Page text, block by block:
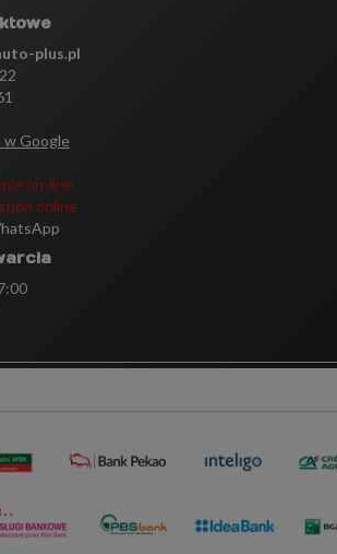
plus.pl
w Google
on-line
online